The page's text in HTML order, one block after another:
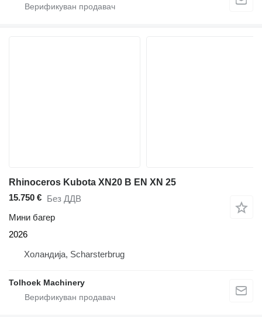
Rhinoceros Kubota XN20 B EN XN 25
15.750 € Без ДДВ
Мини багер
2026
Холандија, Scharsterbrug
Tolhoek Machinery